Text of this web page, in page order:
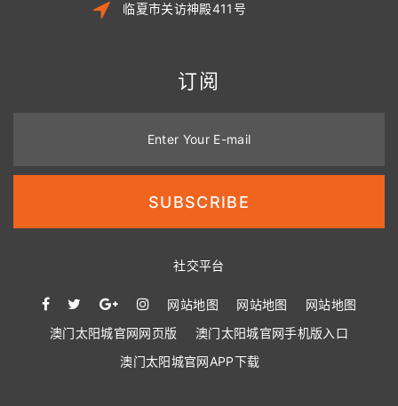
临夏市关访神殿411号
订阅
Enter Your E-mail
SUBSCRIBE
社交平台
网站地图 网站地图
网站地图
澳门太阳城官网网页版
澳门太阳城官网手机版入口
澳门太阳城官网APP下载